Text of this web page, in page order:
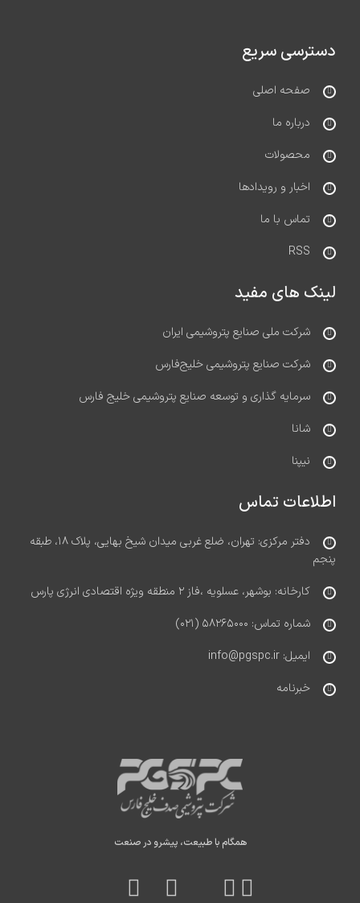
دسترسی سریع
صفحه اصلی
درباره ما
محصولات
اخبار و رویدادها
تماس با ما
RSS
لینک های مفید
شرکت ملی صنایع پتروشیمی ایران
شرکت صنایع پتروشیمی خلیج‌فارس
سرمایه گذاری و توسعه صنایع پتروشیمی خلیج فارس
شانا
نیپنا
اطلاعات تماس
دفتر مرکزی: تهران، ضلع غربی میدان شیخ بهایی، پلاک ۱۸، طبقه
پنجم
کارخانه: بوشهر، عسلویه ،فاز ۲ منطقه ویژه اقتصادی انرژی پارس
شماره تماس: ۵۸۲۶۵۰۰۰ (۰۲۱)
ایمیل: info@pgspc.ir
خبرنامه
همگام با طبیعت، پیشرو در صنعت